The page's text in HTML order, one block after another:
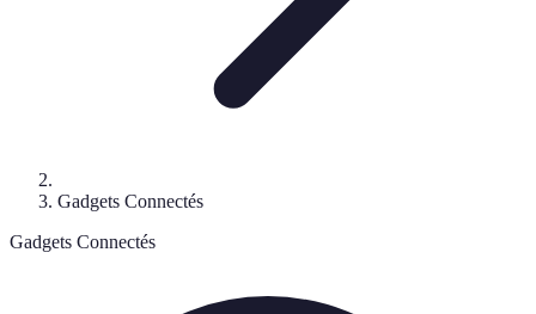
Gadgets Connectés
Gadgets Connectés